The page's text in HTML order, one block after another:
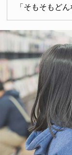
「そもそもど